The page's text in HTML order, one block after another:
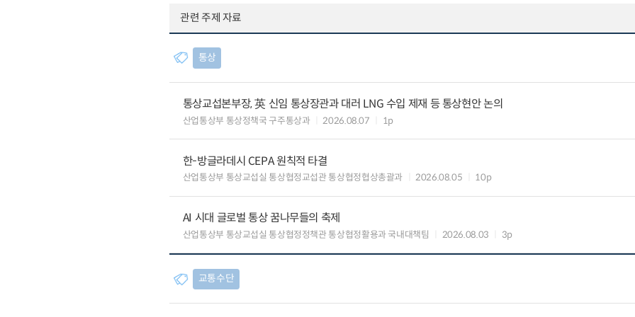
관련 주제 자료
통상
통상교섭본부장, 英 신임 통상장관과 대러 LNG 수입 제재 등 통상현안 논의
산업통상부 통상정책국 구주통상과 2026.08.07 1p
한-방글라데시 CEPA 원칙적 타결
산업통상부 통상교섭실 통상협정교섭관 통상협정협상총괄과 2026.08.05 10p
AI 시대 글로벌 통상 꿈나무들의 축제
산업통상부 통상교섭실 통상협정정책관 통상협정활용과 국내대책팀 2026.08.03 3p
교통수단